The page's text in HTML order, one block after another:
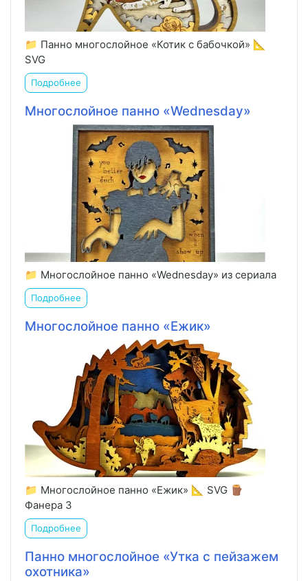
📁 Панно многослойное «Котик с бабочкой» 📐
SVG
Подробнее
Многослойное панно «Wednesday»
📁 Многослойное панно «Wednesday» из сериала
Подробнее
Многослойное панно «Ежик»
📁 Многослойное панно «Ежик» 📐 SVG 🪵
Фанера 3
Подробнее
Панно многослойное «Утка с пейзажем
охотника»